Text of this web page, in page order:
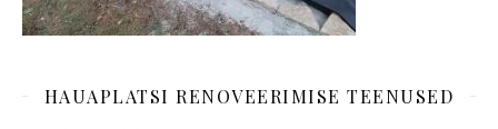
HAUAPLATSI RENOVEERIMISE TEENUSED